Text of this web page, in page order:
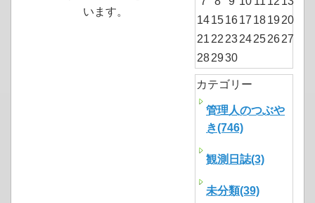
います。
14151617 181920
21 22 2324252627
282930
カテゴリー
管理人のつぶや
き(746)
観測日誌(3)
未分類(39)